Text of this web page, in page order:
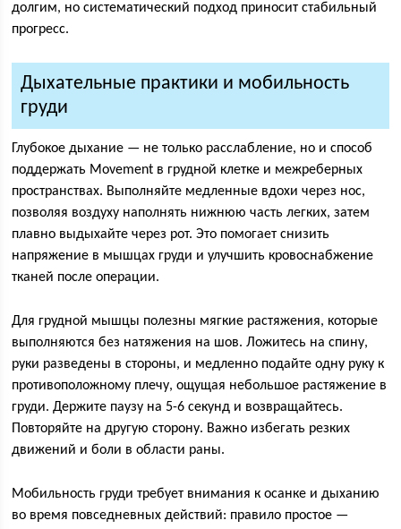
долгим, но систематический подход приносит стабильный
прогресс.
Дыхательные практики и мобильность
груди
Глубокое дыхание — не только расслабление, но и способ
поддержать Movement в грудной клетке и межреберных
пространствах. Выполняйте медленные вдохи через нос,
позволяя воздуху наполнять нижнюю часть легких, затем
плавно выдыхайте через рот. Это помогает снизить
напряжение в мышцах груди и улучшить кровоснабжение
тканей после операции.
Для грудной мышцы полезны мягкие растяжения, которые
выполняются без натяжения на шов. Ложитесь на спину,
руки разведены в стороны, и медленно подайте одну руку к
противоположному плечу, ощущая небольшое растяжение в
груди. Держите паузу на 5-6 секунд и возвращайтесь.
Повторяйте на другую сторону. Важно избегать резких
движений и боли в области раны.
Мобильность груди требует внимания к осанке и дыханию
во время повседневных действий: правило простое —